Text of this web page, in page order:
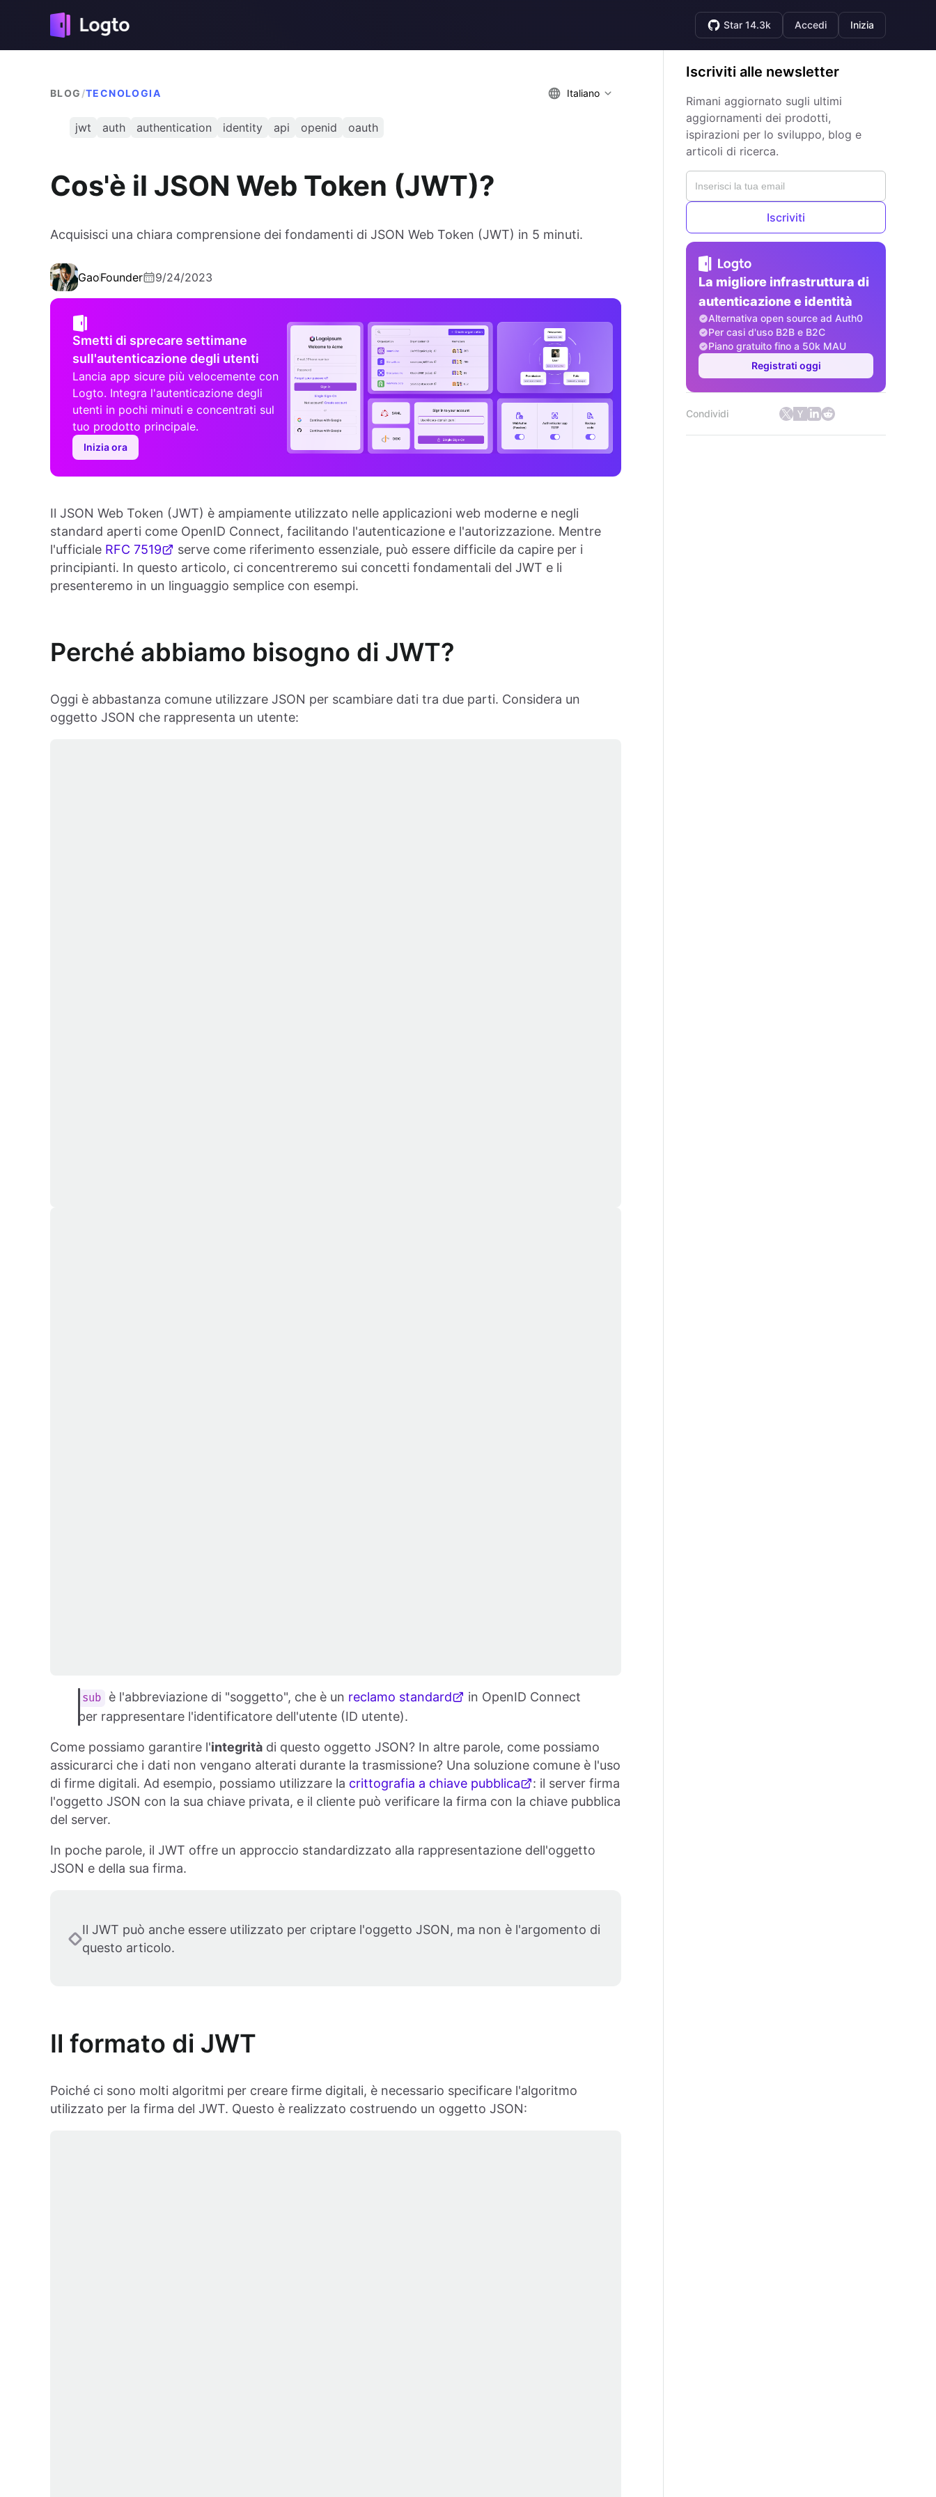
Star 14.3k Accedi Inizia
BLOG /TECNOLOGIA Italiano
jwt auth authentication identity api openid oauth
Cos'è il JSON Web Token (JWT)?
Acquisisci una chiara comprensione dei fondamenti di JSON Web Token (JWT) in 5 minuti.
GaoFounder 9/24/2023
Smetti di sprecare settimane
sull'autenticazione degli utenti
Lancia app sicure più velocemente con
Logto. Integra l'autenticazione degli
utenti in pochi minuti e concentrati sul
tuo prodotto principale.
Inizia ora
Il JSON Web Token (JWT) è ampiamente utilizzato nelle applicazioni web moderne e negli
standard aperti come OpenID Connect, facilitando l'autenticazione e l'autorizzazione. Mentre
l'ufficiale RFC 7519
serve come riferimento essenziale, può essere difficile da capire per i
principianti. In questo articolo, ci concentreremo sui concetti fondamentali del JWT e li
presenteremo in un linguaggio semplice con esempi.
Perché abbiamo bisogno di JWT?
Oggi è abbastanza comune utilizzare JSON per scambiare dati tra due parti. Considera un
oggetto JSON che rappresenta un utente:
sub è l'abbreviazione di "soggetto", che è un reclamo standard
in OpenID Connect
per rappresentare l'identificatore dell'utente (ID utente).
Come possiamo garantire l'integrità di questo oggetto JSON? In altre parole, come possiamo
assicurarci che i dati non vengano alterati durante la trasmissione? Una soluzione comune è l'uso
di firme digitali. Ad esempio, possiamo utilizzare la crittografia a chiave pubblica
: il server firma
l'oggetto JSON con la sua chiave privata, e il cliente può verificare la firma con la chiave pubblica
del server.
In poche parole, il JWT offre un approccio standardizzato alla rappresentazione dell'oggetto
JSON e della sua firma.
Il JWT può anche essere utilizzato per criptare l'oggetto JSON, ma non è l'argomento di
questo articolo.
Il formato di JWT
Poiché ci sono molti algoritmi per creare firme digitali, è necessario specificare l'algoritmo
utilizzato per la firma del JWT. Questo è realizzato costruendo un oggetto JSON:
Iscriviti alle newsletter
Rimani aggiornato sugli ultimi
aggiornamenti dei prodotti,
ispirazioni per lo sviluppo, blog e
articoli di ricerca.
Iscriviti
La migliore infrastruttura di
autenticazione e identità
Alternativa open source ad Auth0
Per casi d'uso B2B e B2C
Piano gratuito fino a 50k MAU
Registrati oggi
Condividi